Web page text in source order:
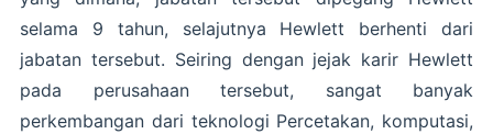
selama 9 tahun, selajutnya Hewlett berhenti dari
jabatan tersebut. Seiring dengan jejak karir Hewlett
pada perusahaan tersebut, sangat banyak
perkembangan dari teknologi Percetakan, komputasi,